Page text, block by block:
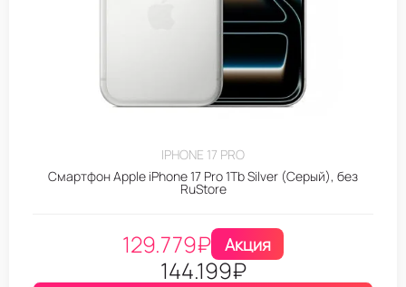
IPHONE 17 PRO
Смартфон Apple iPhone 17 Pro 1Tb Silver (Серый), без
RuStore
129.779₽ Акция
144.199₽